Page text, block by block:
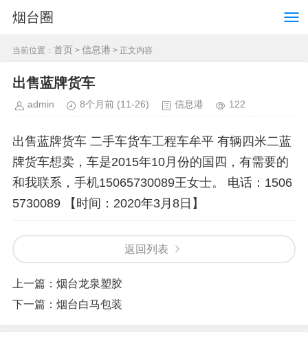
烟台圈
当前位置： 首页 > 信息港 > 正文内容
出售蓝牌货车
admin 8个月前 (11-26) 信息港 122
出售蓝牌货车 二手车货车工程车牟平 有辆四米二蓝
牌货车想卖，车是2015年10月份的国四，有需要的
和我联系，手机15065730089王女士。 电话：1506
5730089 【时间：2020年3月8日】
返回列表
上一篇： 烟台龙泉塑胶
下一篇： 烟台白马包装